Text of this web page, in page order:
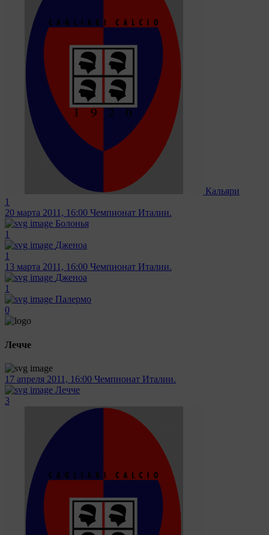
Кальяри
1
20 марта 2011, 16:00 Чемпионат Италии.
Болонья
1
Дженоа
1
13 марта 2011, 16:00 Чемпионат Италии.
Дженоа
1
Палермо
0
Лечче
17 апреля 2011, 16:00 Чемпионат Италии.
Лечче
3